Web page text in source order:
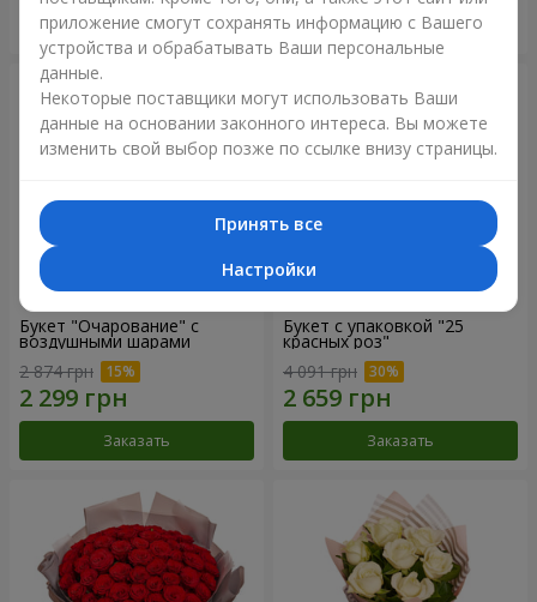
Заказать Заказать
Букет "Очарование" с
воздушными шарами
2 874 грн
Заказать
Букет с упаковкой "25
красных роз"
4 091 грн
Заказать
приложение смогут сохранять информацию с Вашего
устройства и обрабатывать Ваши персональные
данные.
Некоторые поставщики могут использовать Ваши
данные на основании законного интереса. Вы можете
изменить свой выбор позже по ссылке внизу страницы.
Принять все
Настройки